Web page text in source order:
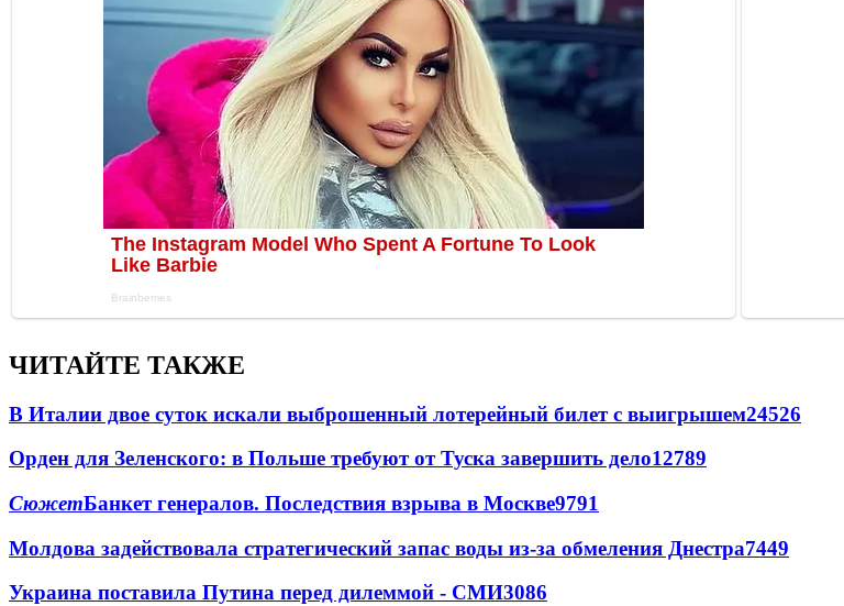
ЧИТАЙТЕ ТАКЖЕ
В Италии двое суток искали выброшенный лотерейный билет с выигрышем24526
Орден для Зеленского: в Польше требуют от Туска завершить дело12789
СюжетБанкет генералов. Последствия взрыва в Москве9791
Молдова задействовала стратегический запас воды из-за обмеления Днестра7449
Украина поставила Путина перед дилеммой - СМИ3086